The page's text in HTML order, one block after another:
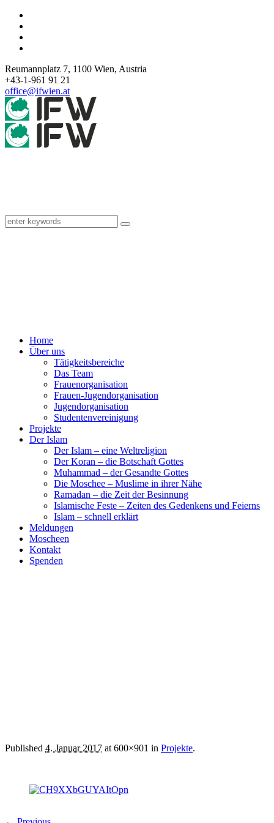
Reumannplatz 7, 1100 Wien, Austria
+43-1-961 91 21
office@ifwien.at
Home
Über uns
Tätigkeitsbereiche
Das Team
Frauenorganisation
Frauen-Jugendorganisation
Jugendorganisation
Studentenvereinigung
Projekte
Der Islam
Der Islam – eine Weltreligion
Der Koran – die Botschaft Gottes
Muhammad – der Gesandte Gottes
Die Moschee – Muslime in ihrer Nähe
Ramadan – die Zeit der Besinnung
Islamische Feste – Zeiten des Gedenkens und Feierns
Islam – schnell erklärt
Meldungen
Moscheen
Kontakt
Spenden
Published 4. Januar 2017 at 600×901 in Projekte.